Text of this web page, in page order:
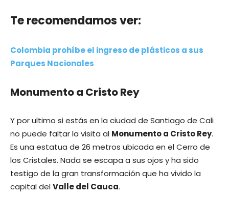
Te recomendamos ver:
Colombia prohíbe el ingreso de plásticos a sus
Parques Nacionales
Monumento a Cristo Rey
Y por ultimo si estás en la ciudad de Santiago de Cali
no puede faltar la visita al Monumento a Cristo Rey.
Es una estatua de 26 metros ubicada en el Cerro de
los Cristales. Nada se escapa a sus ojos y ha sido
testigo de la gran transformación que ha vivido la
capital delValle del Cauca.